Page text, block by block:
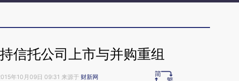
信托公司上市与并购重组
年10月09日 09:31 来源于 财新网